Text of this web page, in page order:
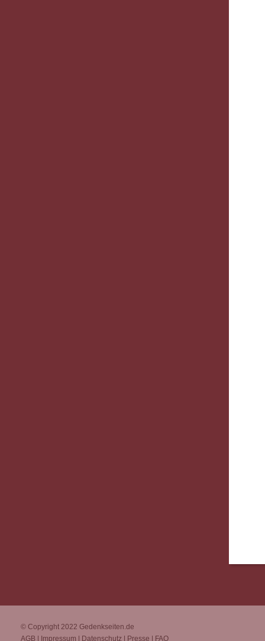
© Copyright 2022 Gedenkseiten.de
AGB
Impressum Datenschutz Presse FAQ